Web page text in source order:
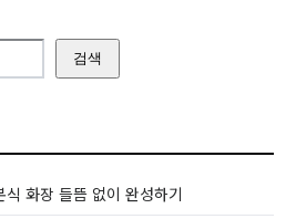
검색
화장 들뜸 없이 완성하기